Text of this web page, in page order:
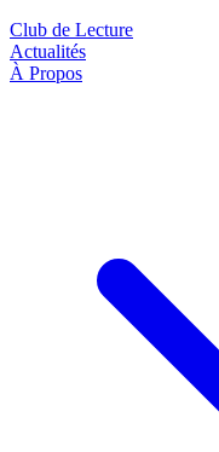
Club de Lecture
Actualités
À Propos